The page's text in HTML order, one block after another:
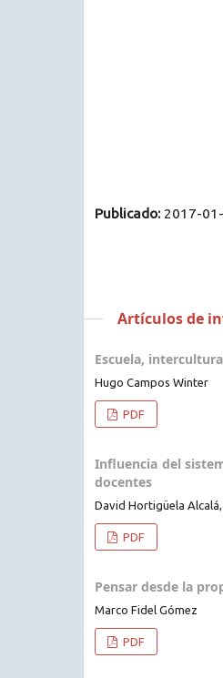
Publicado: 2017-
Artículos de
Escuela,
Hugo Campos Winter
PDF
Influencia del
docentes
David Hortigüela
PDF
Pensar desde la
Marco Fidel Gómez
PDF